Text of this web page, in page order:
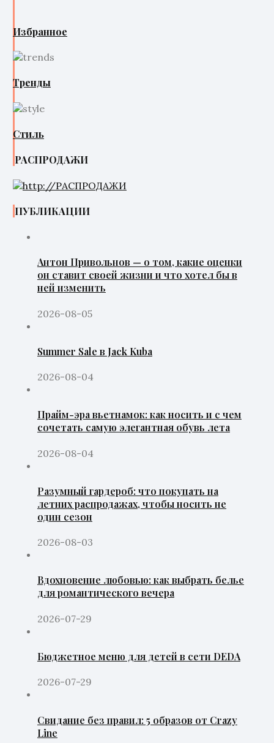
Избранное
Тренды
Стиль
РАСПРОДАЖИ
ПУБЛИКАЦИИ
Антон Привольнов — о том, какие оценки
он ставит своей жизни и что хотел бы в
ней изменить
2026-08-05
Summer Sale в Jack Kuba
2026-08-04
Прайм-эра вьетнамок: как носить и с чем
сочетать самую элегантная обувь лета
2026-08-04
Разумный гардероб: что покупать на
летних распродажах, чтобы носить не
один сезон
2026-08-03
Вдохновение любовью: как выбрать белье
для романтического вечера
2026-07-29
Бюджетное меню для детей в сети DEDA
2026-07-29
Свидание без правил: 5 образов от Crazy
Line